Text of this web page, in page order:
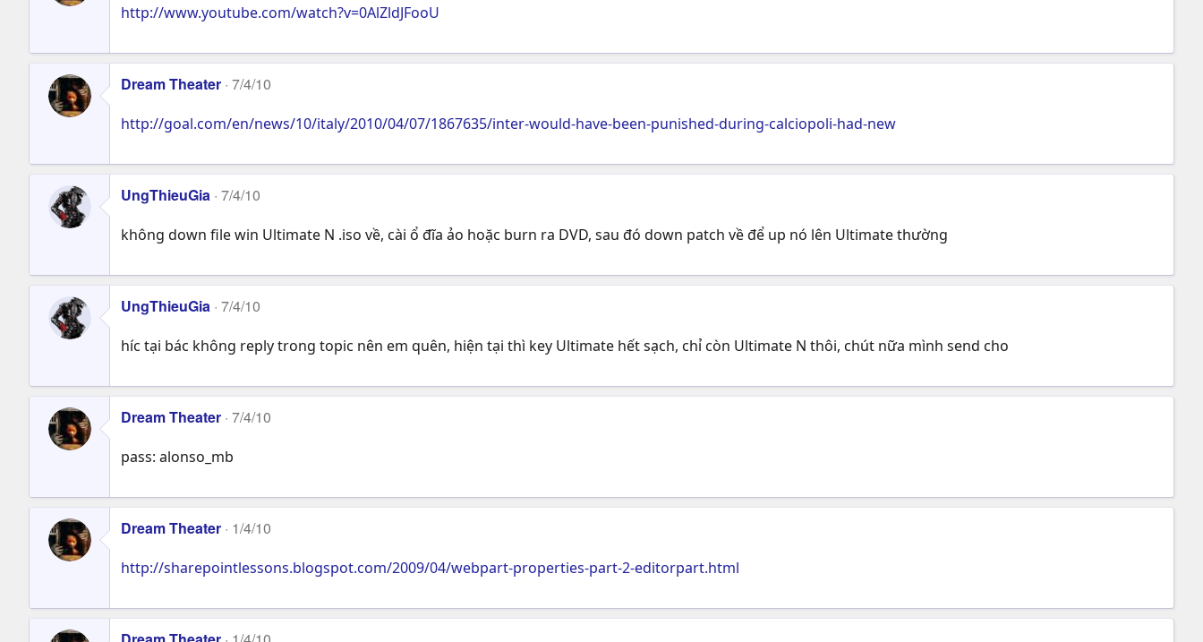
http://www.youtube.com/watch?v=0AlZldJFooU
Dream Theater 7/4/10
http://goal.com/en/news/10/italy/2010/04/07/1867635/inter-would-have-been-punished-during-calciopoli-had-new
UngThieuGia 7/4/10
không down file win Ultimate N .iso về, cài ổ đĩa ảo hoặc burn ra DVD, sau đó down patch về để up nó lên Ultimate thường
UngThieuGia 7/4/10
híc tại bác không reply trong topic nên em quên, hiện tại thì key Ultimate hết sạch, chỉ còn Ultimate N thôi, chút nữa mình send cho
Dream Theater 7/4/10
pass: alonso_mb
Dream Theater 1/4/10
http://sharepointlessons.blogspot.com/2009/04/webpart-properties-part-2-editorpart.html